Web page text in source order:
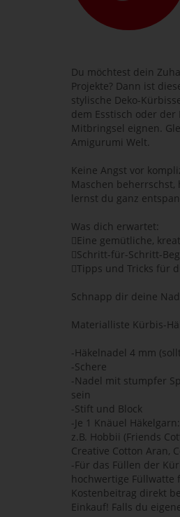
Du möchtest dein
Projekte? Dann ist
stylische Deko-
dem Esstisch oder
Mitbringsel eignen.
Amigurumi Welt.
Keine Angst vor
Maschen beherrschst,
lernst du ganz
Was dich erwartet:
Eine gemütliche,
Schritt-für-Schritt-
Tipps und Tricks für
Schnapp dir deine
Materialliste Kürbis-
-Häkelnadel 4 mm
-Schere
-Nadel mit stumpfer
sein
-Stift und Block
-Je 1 Knäuel
z.B. Hobbii (Friends
Creative Cotton Aran,
-Für das Füllen der
hochwertige Füllwatte
Kostenbeitrag direkt
Einkauf! Falls du